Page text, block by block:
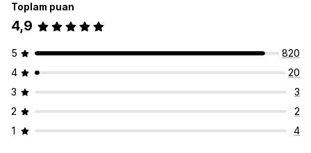
Toplam puan
4,9
5
820
4
20
3
3
2
2
1
4